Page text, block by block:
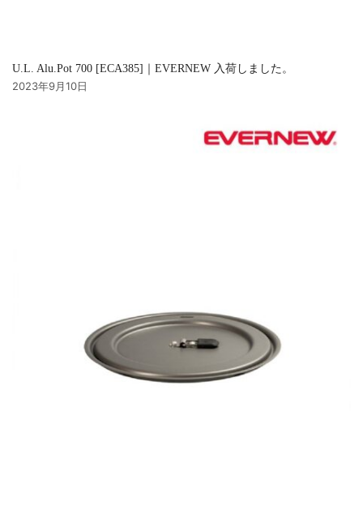
U.L. Alu.Pot 700 [ECA385]｜EVERNEW 入荷しました。
2023年9月10日